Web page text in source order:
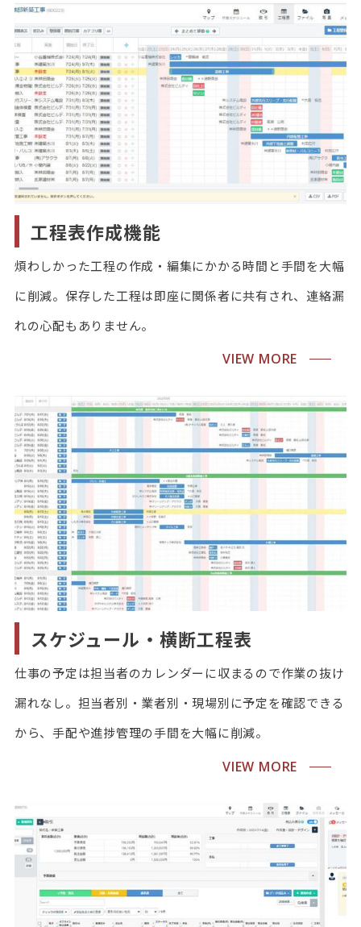
工程表作成機能
煩わしかった工程の作成・編集にかかる時間と手間を大幅
に削減。保存した工程は即座に関係者に共有され、連絡漏
れの心配もありません。
VIEW MORE
スケジュール・横断工程表
仕事の予定は担当者のカレンダーに収まるので作業の抜け
漏れなし。担当者別・業者別・現場別に予定を確認できる
から、手配や進捗管理の手間を大幅に削減。
VIEW MORE